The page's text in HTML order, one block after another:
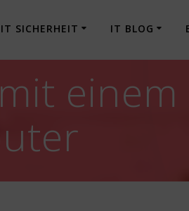
IT SICHERHEIT IT BLOG
einem